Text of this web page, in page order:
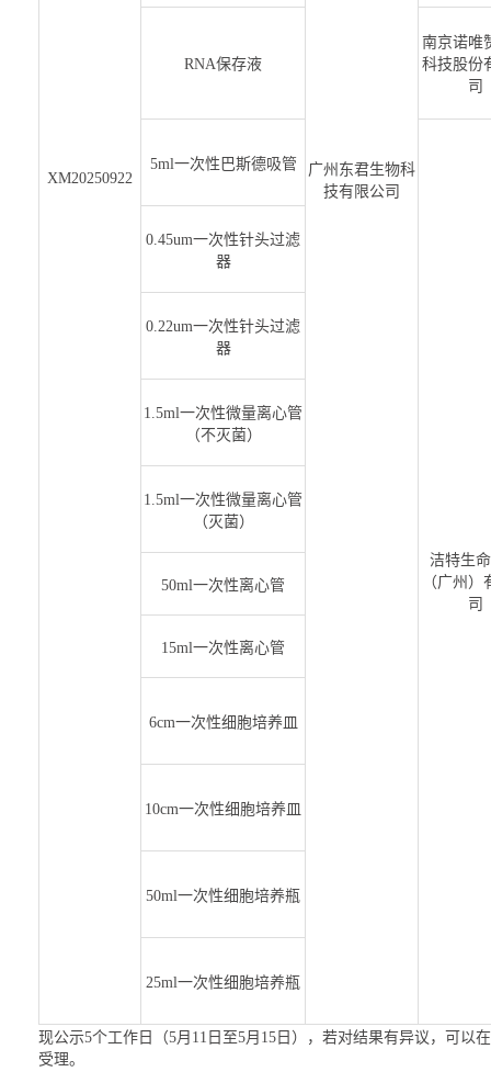
XM20250922
广州东君生物科
技有限公司
RNA保存液
南京诺唯
科技股份
司
5ml一次性巴斯德吸管
洁特生
（广州）
司
0.45um一次性针头过滤
器
0.22um一次性针头过滤
器
1.5ml一次性微量离心管
（不灭菌）
1.5ml一次性微量离心管
（灭菌）
50ml一次性离心管
15ml一次性离心管
6cm一次性细胞培养皿
10cm一次性细胞培养皿
50ml一次性细胞培养瓶
25ml一次性细胞培养瓶
现公示5个工作日（5月11日至5月15日），若对结果有异议，可以
受理。